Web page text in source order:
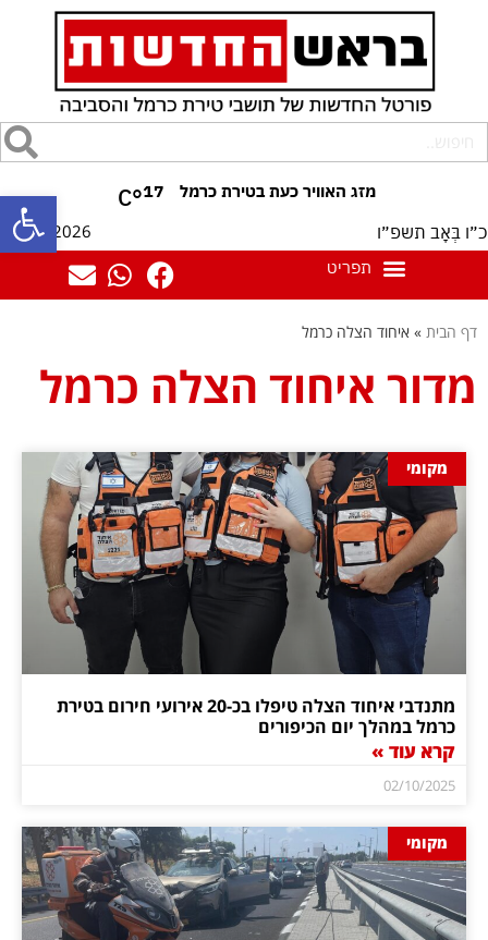
פתח 17
°C
כ״ו בְּאָב תשפ״ו 09/08/2026
דף הבית » איחוד הצלה כרמל
מדור איחוד הצלה כרמל
מקומי
מתנדבי איחוד הצלה טיפלו בכ-20 אירועי חירום בטירת
כרמל במהלך יום הכיפורים
קרא עוד »
02/10/2025
מקומי